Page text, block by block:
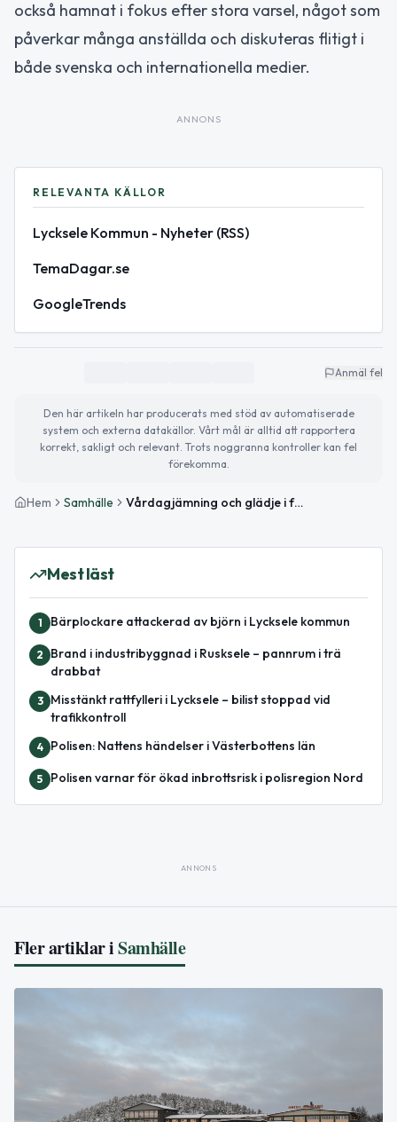
också hamnat i fokus efter stora varsel, något som
påverkar många anställda och diskuteras flitigt i
både svenska och internationella medier.
ANNONS
RELEVANTA KÄLLOR
Lycksele Kommun - Nyheter (RSS)
TemaDagar.se
GoogleTrends
Anmäl fel
Den här artikeln har producerats med stöd av automatiserade
system och externa datakällor. Vårt mål är alltid att rapportera
korrekt, sakligt och relevant. Trots noggranna kontroller kan fel
förekomma.
Hem Samhälle Vårdagjämning och glädje i fokus – så blir fredagen i Lycksele
Mest läst
1 Bärplockare attackerad av björn i Lycksele kommun
2
Brand i industribyggnad i Rusksele – pannrum i trä
drabbat
3
Misstänkt rattfylleri i Lycksele – bilist stoppad vid
trafikkontroll
4 Polisen: Nattens händelser i Västerbottens län
5 Polisen varnar för ökad inbrottsrisk i polisregion Nord
ANNONS
Fler artiklar iSamhälle